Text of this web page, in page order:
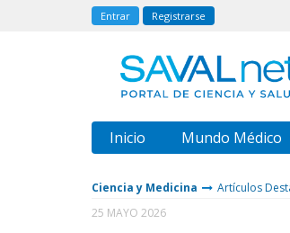
Entrar Registrarse
Inicio Mundo Médico
Ciencia y Medicina
Artículos
25 MAYO 2026